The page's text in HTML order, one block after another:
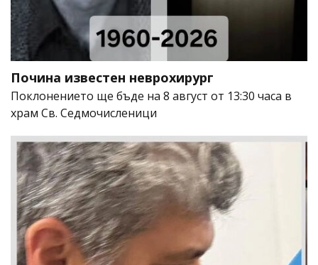
Почина известен неврохирург
Поклонението ще бъде на 8 август от 13:30 часа в
храм Св. Седмочисленици